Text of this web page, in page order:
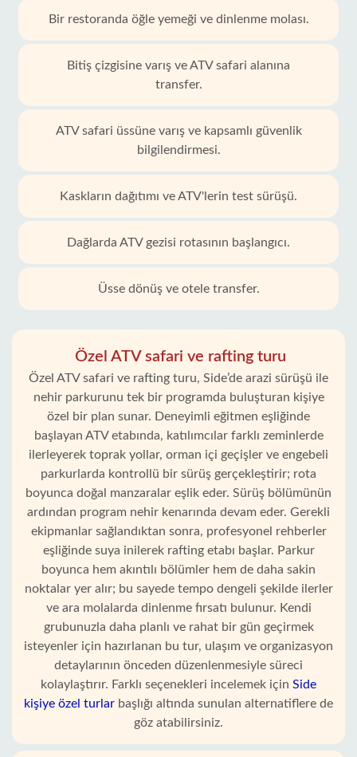
Bir restoranda öğle yemeği ve dinlenme molası.
Bitiş çizgisine varış ve ATV safari alanına
transfer.
ATV safari üssüne varış ve kapsamlı güvenlik
bilgilendirmesi.
Kaskların dağıtımı ve ATV'lerin test sürüşü.
Dağlarda ATV gezisi rotasının başlangıcı.
Üsse dönüş ve otele transfer.
Özel ATV safari ve rafting turu
Özel ATV safari ve rafting turu, Side’de arazi sürüşü ile
nehir parkurunu tek bir programda buluşturan kişiye
özel bir plan sunar. Deneyimli eğitmen eşliğinde
başlayan ATV etabında, katılımcılar farklı zeminlerde
ilerleyerek toprak yollar, orman içi geçişler ve engebeli
parkurlarda kontrollü bir sürüş gerçekleştirir; rota
boyunca doğal manzaralar eşlik eder. Sürüş bölümünün
ardından program nehir kenarında devam eder. Gerekli
ekipmanlar sağlandıktan sonra, profesyonel rehberler
eşliğinde suya inilerek rafting etabı başlar. Parkur
boyunca hem akıntılı bölümler hem de daha sakin
noktalar yer alır; bu sayede tempo dengeli şekilde ilerler
ve ara molalarda dinlenme fırsatı bulunur. Kendi
grubunuzla daha planlı ve rahat bir gün geçirmek
isteyenler için hazırlanan bu tur, ulaşım ve organizasyon
detaylarının önceden düzenlenmesiyle süreci
kolaylaştırır. Farklı seçenekleri incelemek için Side
kişiye özel turlar başlığı altında sunulan alternatiflere de
göz atabilirsiniz.